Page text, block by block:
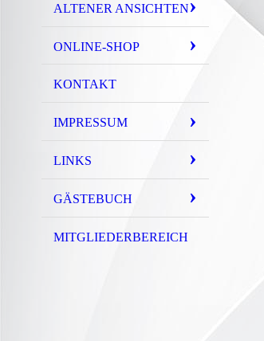
ALTENER ANSICHTEN
ONLINE-SHOP
KONTAKT
IMPRESSUM
LINKS
GÄSTEBUCH
MITGLIEDERBEREICH